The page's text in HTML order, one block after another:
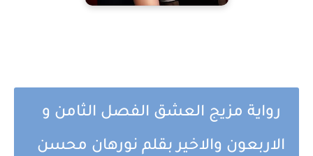
رواية مزيج العشق الفصل الثامن و
الاربعون والاخير بقلم نورهان محسن